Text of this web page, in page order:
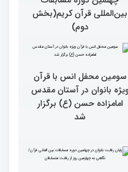
گزارش تصویری چهارمین
روز رقابت بخش برادران
چهلمین دوره مسابقات
بین‌المللی قرآن کریم(بخش
سوم)
گزارش تصویری چهارمین
بین‌المللی قرآن کریم(بخش
دوم)